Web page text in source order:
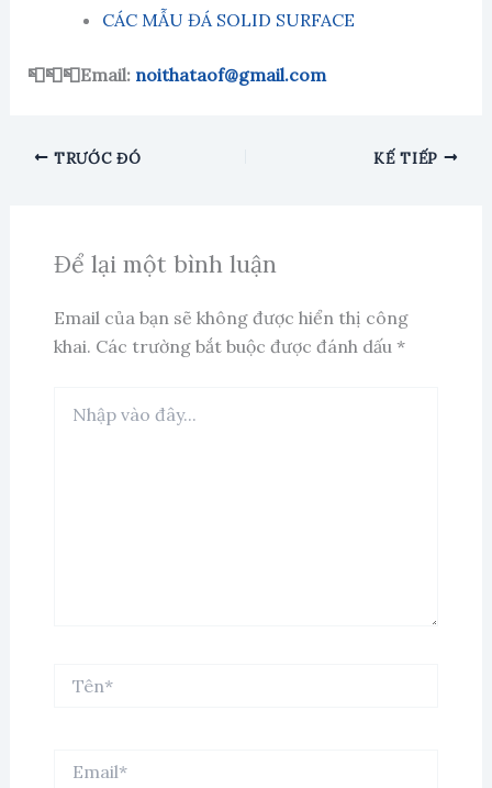
CÁC MẪU ĐÁ SOLID SURFACE
📮📮📮Email: noithataof@gmail.com
TRƯỚC ĐÓ KẾ TIẾP
Để lại một bình luận
Email của bạn sẽ không được hiển thị công
khai. Các trường bắt buộc được đánh dấu *
vào